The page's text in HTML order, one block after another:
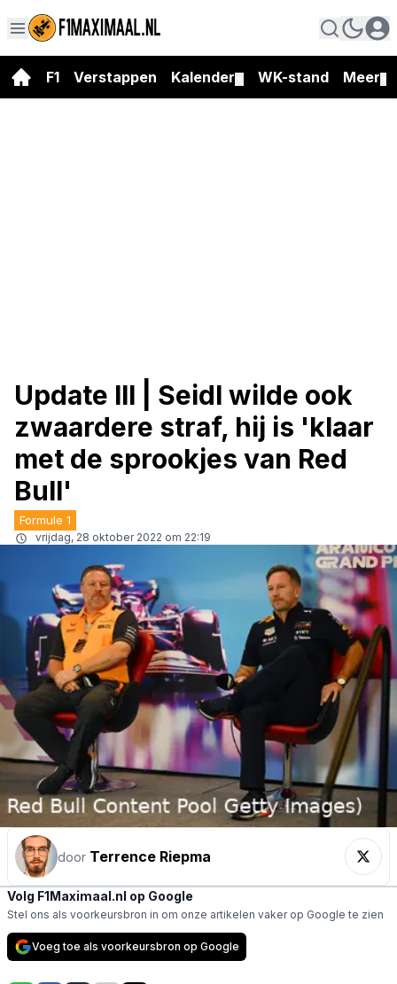
F1 Verstappen Kalender WK-stand Meer
Update III | Seidl wilde ook
zwaardere straf, hij is 'klaar
met de sprookjes van Red
Bull'
Formule 1
vrijdag, 28 oktober 2022 om 22:19
door Terrence Riepma
Volg F1Maximaal.nl op Google
Stel ons als voorkeursbron in om onze artikelen vaker op Google te zien
Voeg toe als voorkeursbron op Google